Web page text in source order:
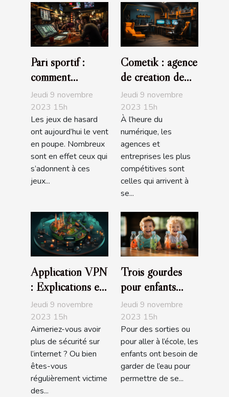
Pari sportif :
comment
maximiser vos
chances de
gagner ?
Jeudi 9 novembre
2023 15h
Les jeux de hasard
ont aujourd’hui le vent
en poupe. Nombreux
sont en effet ceux qui
s’adonnent à ces
jeux...
Cometik : agence
de création de
sites internet
Jeudi 9 novembre
2023 15h
À l’heure du
numérique, les
agences et
entreprises les plus
compétitives sont
celles qui arrivent à
se...
Application VPN
: Explications et
avantages
Jeudi 9 novembre
2023 15h
Aimeriez-vous avoir
plus de sécurité sur
l’internet ? Ou bien
êtes-vous
régulièrement victime
des...
Trois gourdes
pour enfants
recommandés
Jeudi 9 novembre
2023 15h
Pour des sorties ou
pour aller à l’école, les
enfants ont besoin de
garder de l’eau pour
permettre de se...